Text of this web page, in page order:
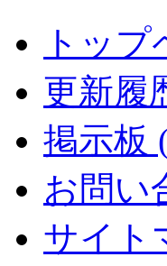
トップ
更新履
掲示板
お問い
サイト